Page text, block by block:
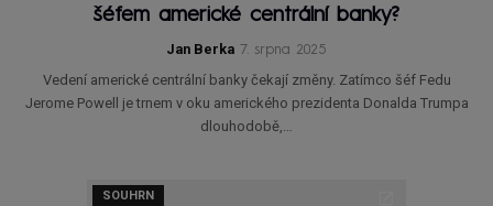
šéfem americké centrální banky?
Jan Berka 7. srpna 2025
Vedení americké centrální banky čekají změny. Zatímco šéf Fedu
Jerome Powell je trnem v oku amerického prezidenta Donalda Trumpa
dlouhodobě,…
SOUHRN